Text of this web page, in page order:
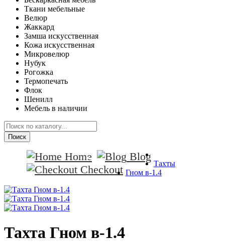
Ткани мебельные
Велюр
Жаккард
Замша искусственная
Кожа искусственная
Микровелюр
Нубук
Рогожка
Термопечать
Флок
Шенилл
Мебель в наличии
Поиск
Home
Blog
Checkout
Тахты
Гном в-1.4
Тахта Гном в-1.4